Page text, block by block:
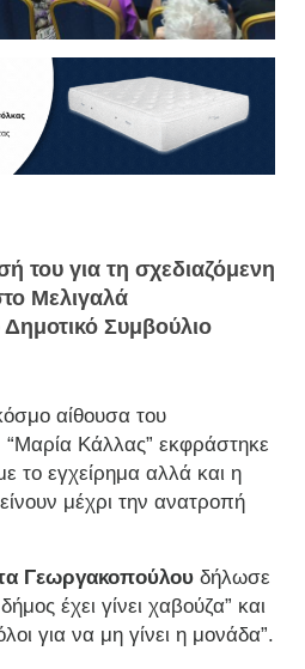
του για τη σχεδιαζόμενη
Μελιγαλά
Συμβούλιο
αίθουσα του
“Μαρία Κάλλας” εκφράστηκε
το εγχείρημα αλλά και η
μέχρι την ανατροπή
Γεωργακοπούλου δήλωσε
έχει γίνει χαβούζα” και
για να μη γίνει η μονάδα”.